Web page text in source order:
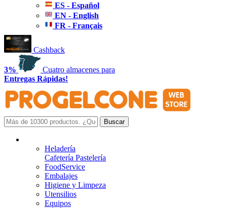
ES - Español
EN - English
FR - Français
Cashback
3%
Cuatro almacenes para
Entregas Rápidas!
Heladería
Cafetería Pastelería
FoodService
Embalajes
Higiene y Limpeza
Utensilios
Equipos